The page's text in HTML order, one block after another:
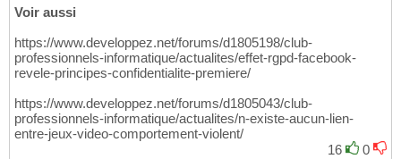
Voir aussi
https://www.developpez.net/forums/d1805198/club-
professionnels-informatique/actualites/effet-rgpd-facebook-
revele-principes-confidentialite-premiere/
https://www.developpez.net/forums/d1805043/club-
professionnels-informatique/actualites/n-existe-aucun-lien-
entre-jeux-video-comportement-violent/
16
0